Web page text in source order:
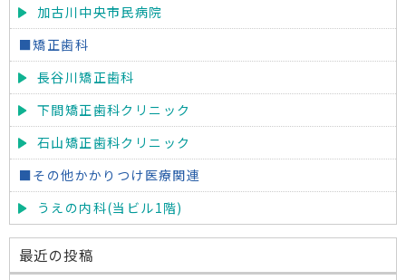
加古川中央市民病院
■矯正歯科
長谷川矯正歯科
下間矯正歯科クリニック
石山矯正歯科クリニック
■その他かかりつけ医療関連
うえの内科(当ビル1階)
最近の投稿